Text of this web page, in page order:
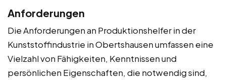
Anforderungen
Die Anforderungen an Produktionshelfer in der
Kunststoffindustrie in Obertshausen umfassen eine
Vielzahl von Fähigkeiten, Kenntnissen und
persönlichen Eigenschaften, die notwendig sind,